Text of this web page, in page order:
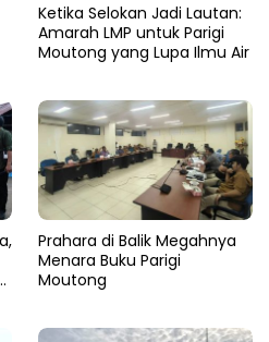
Ketika Selokan Jadi Lautan:
Amarah LMP untuk Parigi
Moutong yang Lupa Ilmu Air
Prahara di Balik Megahnya
Menara Buku Parigi
Moutong